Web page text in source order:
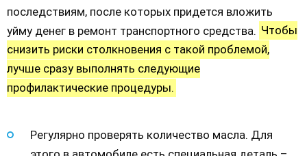
последствиям, после которых придется вложить
уйму денег в ремонт транспортного средства. Чтобы
снизить риски столкновения с такой проблемой,
лучше сразу выполнять следующие
профилактические процедуры.
Регулярно проверять количество масла. Для